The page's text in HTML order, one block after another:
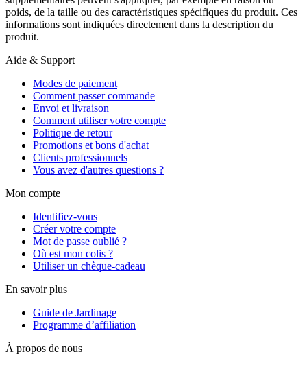
poids, de la taille ou des caractéristiques spécifiques du produit. Ces
informations sont indiquées directement dans la description du
produit.
Aide & Support
Modes de paiement
Comment passer commande
Envoi et livraison
Comment utiliser votre compte
Politique de retour
Promotions et bons d'achat
Clients professionnels
Vous avez d'autres questions ?
Mon compte
Identifiez-vous
Créer votre compte
Mot de passe oublié ?
Où est mon colis ?
Utiliser un chèque-cadeau
En savoir plus
Guide de Jardinage
Programme d’affiliation
À propos de nous